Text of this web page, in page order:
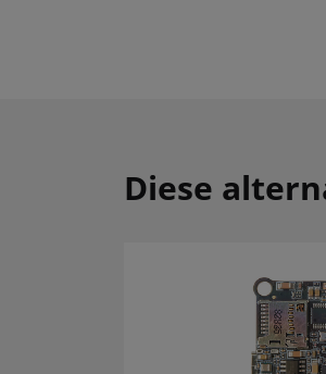
Diese